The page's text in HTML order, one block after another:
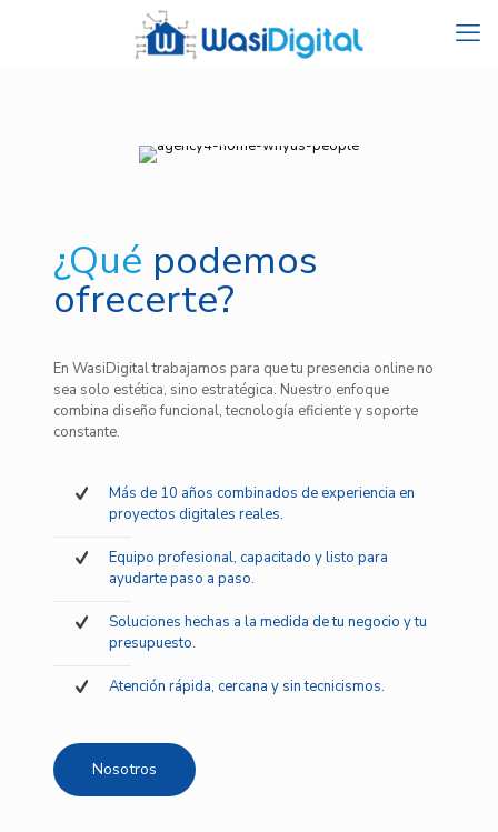
¿Qué podemos
ofrecerte?
En WasiDigital trabajamos para que tu presencia online no
sea solo estética, sino estratégica. Nuestro enfoque
combina diseño funcional, tecnología eficiente y soporte
constante.
Más de 10 años combinados de experiencia en
proyectos digitales reales.
Equipo profesional, capacitado y listo para
ayudarte paso a paso.
Soluciones hechas a la medida de tu negocio y tu
presupuesto.
Atención rápida, cercana y sin tecnicismos.
Nosotros